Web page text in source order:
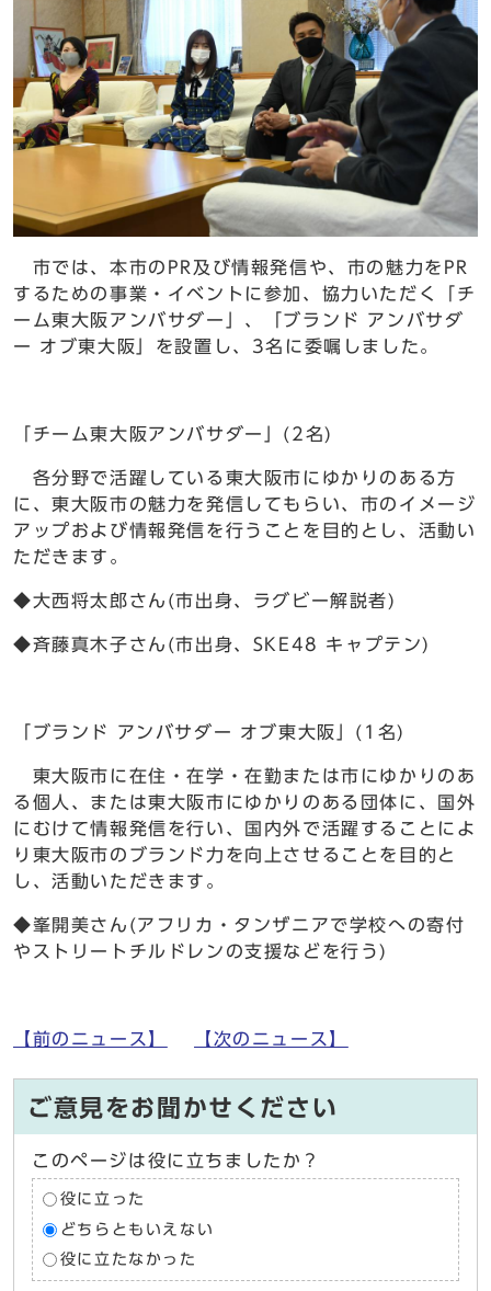
市では、本市のPR及び情報発信や、市の魅力をPR
するための事業・イベントに参加、協力いただく「チ
ーム東大阪アンバサダー」、「ブランド アンバサダ
ー オブ東大阪」を設置し、3名に委嘱しました。
「チーム東大阪アンバサダー」(2名)
各分野で活躍している東大阪市にゆかりのある方
に、東大阪市の魅力を発信してもらい、市のイメージ
アップおよび情報発信を行うことを目的とし、活動い
ただきます。
◆大西将太郎さん(市出身、ラグビー解説者)
◆斉藤真木子さん(市出身、SKE48 キャプテン)
「ブランド アンバサダー オブ東大阪」(1名)
東大阪市に在住・在学・在勤または市にゆかりのあ
る個人、または東大阪市にゆかりのある団体に、国外
にむけて情報発信を行い、国内外で活躍することによ
り東大阪市のブランド力を向上させることを目的と
し、活動いただきます。
◆峯開美さん(アフリカ・タンザニアで学校への寄付
やストリートチルドレンの支援などを行う)
【前のニュース】 【次のニュース】
ご意見をお聞かせください
このページは役に立ちましたか？
役に立った
どちらともいえない
役に立たなかった